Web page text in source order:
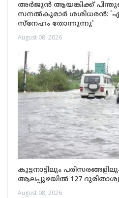
അർജുൻ ആയങ്കിക്ക്
സനൽകുമാർ ശശിധരൻ:
സ്നേഹം തോന്നുന്നു'
August 08, 2026
കുട്ടനാട്ടിലും
ആലപ്പുഴയിൽ 127
August 08, 2026